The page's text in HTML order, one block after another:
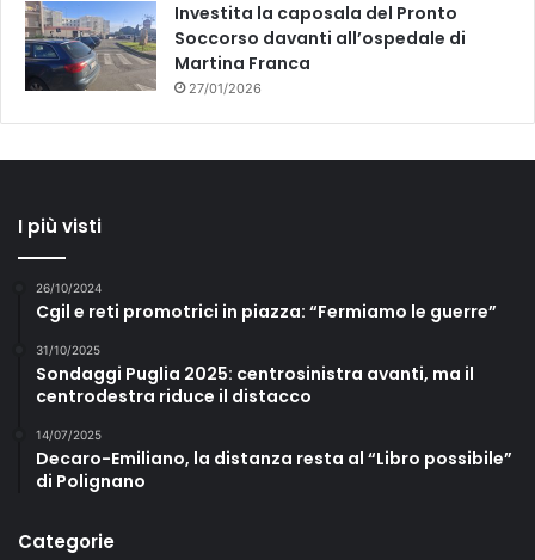
Investita la caposala del Pronto
Soccorso davanti all’ospedale di
Martina Franca
27/01/2026
I più visti
26/10/2024
Cgil e reti promotrici in piazza: “Fermiamo le guerre”
31/10/2025
Sondaggi Puglia 2025: centrosinistra avanti, ma il
centrodestra riduce il distacco
14/07/2025
Decaro-Emiliano, la distanza resta al “Libro possibile”
di Polignano
Categorie